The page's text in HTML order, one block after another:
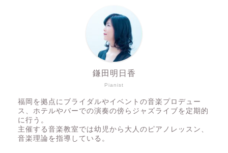
Pianist
鎌田明日香
福岡を拠点にブライダルやイベントの音楽プロデュー
ス、ホテルやバーでの演奏の傍らジャズライブを定期的
に行う。
主催する音楽教室では幼児から大人のピアノレッスン、
音楽理論を指導している。